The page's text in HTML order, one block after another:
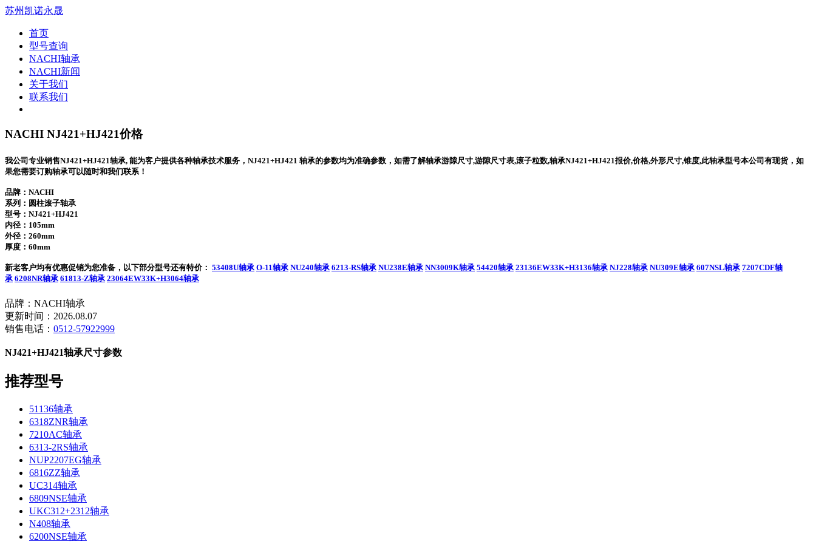
苏州凯诺永晟
首页
型号查询
NACHI轴承
NACHI新闻
关于我们
联系我们
NACHI NJ421+HJ421价格
我公司专业销售NJ421+HJ421轴承, 能为客户提供各种轴承技术服务，NJ421+HJ421 轴承的参数均为准确参数，如需了解轴承游隙尺寸,游隙尺寸表,滚子粒数,轴承NJ421+HJ421报价,价格,外形尺寸,锥度,此轴承型号本公司有现货，如
果您需要订购轴承可以随时和我们联系！
品牌：NACHI
系列：圆柱滚子轴承
型号： NJ421+HJ421
内径：105mm
外径：260mm
厚度：60mm
新老客户均有优惠促销为您准备，以下部分型号还有特价： 53408U轴承 O-11轴承 NU240轴承 6213-RS轴承 NU238E轴承 NN3009K轴承 54420轴承 23136EW33K+H3136轴承 NJ228轴承 NU309E轴承 607NSL轴承 7207CDF轴
承 6208NR轴承 61813-Z轴承 23064EW33K+H3064轴承
品牌：NACHI轴承
更新时间：2026.08.07
销售电话： 0512-57922999
NJ421+HJ421轴承尺寸参数
推荐型号
51136轴承
6318ZNR轴承
7210AC轴承
6313-2RS轴承
NUP2207EG轴承
6816ZZ轴承
UC314轴承
6809NSE轴承
UKC312+2312轴承
N408轴承
6200NSE轴承